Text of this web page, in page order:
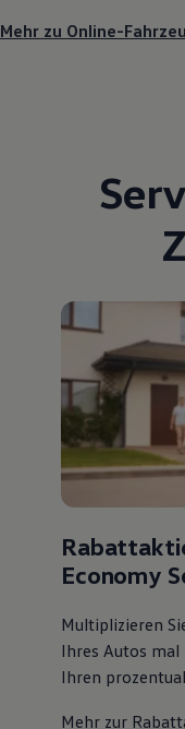
Mehr zu Online-
Economy
Multiplizieren
Ihres Autos mal
Ihren
Mehr zur